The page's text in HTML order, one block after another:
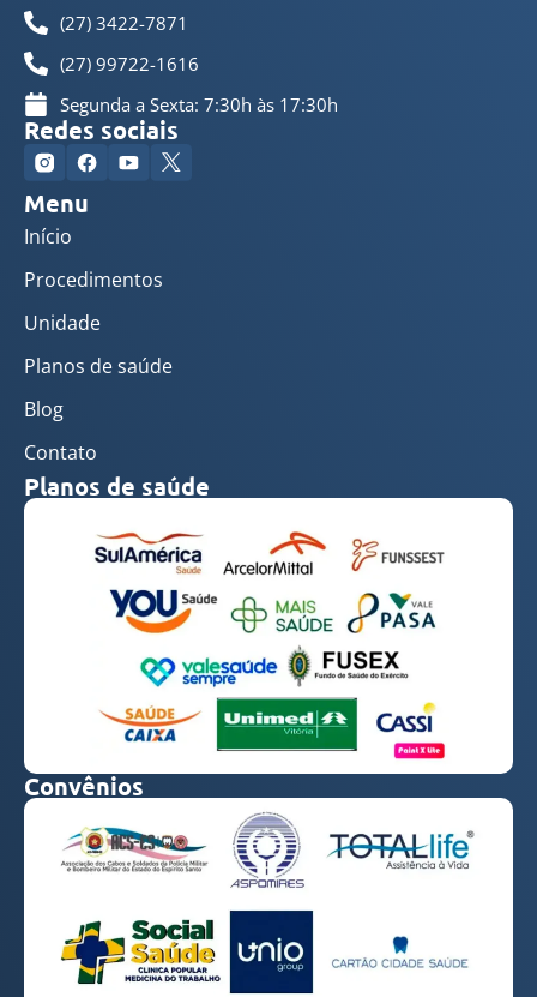
(27) 3422-7871
(27) 99722-1616
Segunda a Sexta: 7:30h às 17:30h
Redes sociais
Menu
Início
Procedimentos
Unidade
Planos de saúde
Blog
Contato
Planos de saúde
Convênios